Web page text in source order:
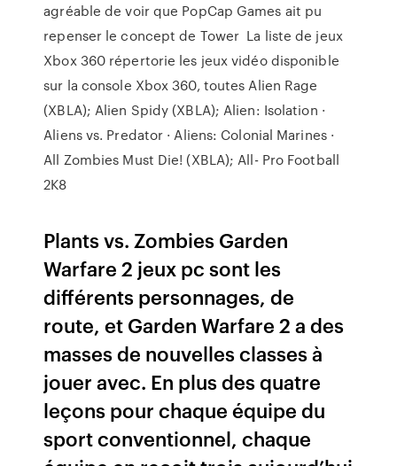
agréable de voir que PopCap Games ait pu
repenser le concept de Tower La liste de jeux
Xbox 360 répertorie les jeux vidéo disponible
sur la console Xbox 360, toutes Alien Rage
(XBLA); Alien Spidy (XBLA); Alien: Isolation ·
Aliens vs. Predator · Aliens: Colonial Marines ·
All Zombies Must Die! (XBLA); All- Pro Football
2K8
Plants vs. Zombies Garden
Warfare 2 jeux pc sont les
différents personnages, de
route, et Garden Warfare 2 a des
masses de nouvelles classes à
jouer avec. En plus des quatre
leçons pour chaque équipe du
sport conventionnel, chaque